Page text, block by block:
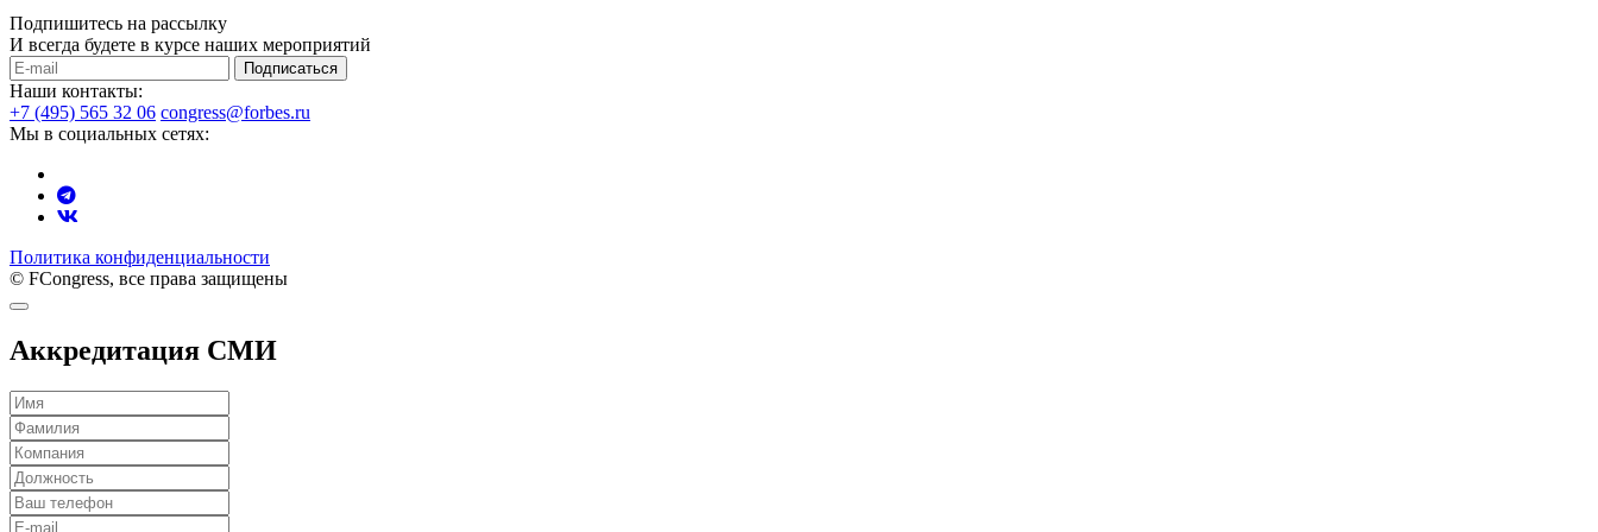
Подпишитесь на рассылку
И всегда будете в курсе наших мероприятий
Подписаться
Наши контакты:
+7 (495) 565 32 06 congress@forbes.ru
Мы в социальных сетях:
Политика конфиденциальности
© FCongress, все права защищены
Аккредитация СМИ